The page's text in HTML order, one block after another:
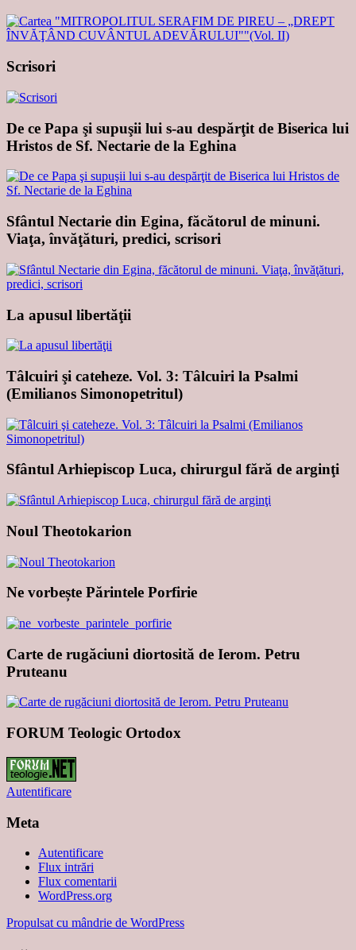
Scrisori
De ce Papa şi supuşii lui s-au despărţit de Biserica lui
Hristos de Sf. Nectarie de la Eghina
Sfântul Nectarie din Egina, făcătorul de minuni.
Viaţa, învăţături, predici, scrisori
La apusul libertăţii
Tâlcuiri şi cateheze. Vol. 3: Tâlcuiri la Psalmi
(Emilianos Simonopetritul)
Sfântul Arhiepiscop Luca, chirurgul fără de arginţi
Noul Theotokarion
Ne vorbește Părintele Porfirie
Carte de rugăciuni diortosită de Ierom. Petru
Pruteanu
FORUM Teologic Ortodox
Autentificare
Meta
Autentificare
Flux intrări
Flux comentarii
WordPress.org
Propulsat cu mândrie de WordPress